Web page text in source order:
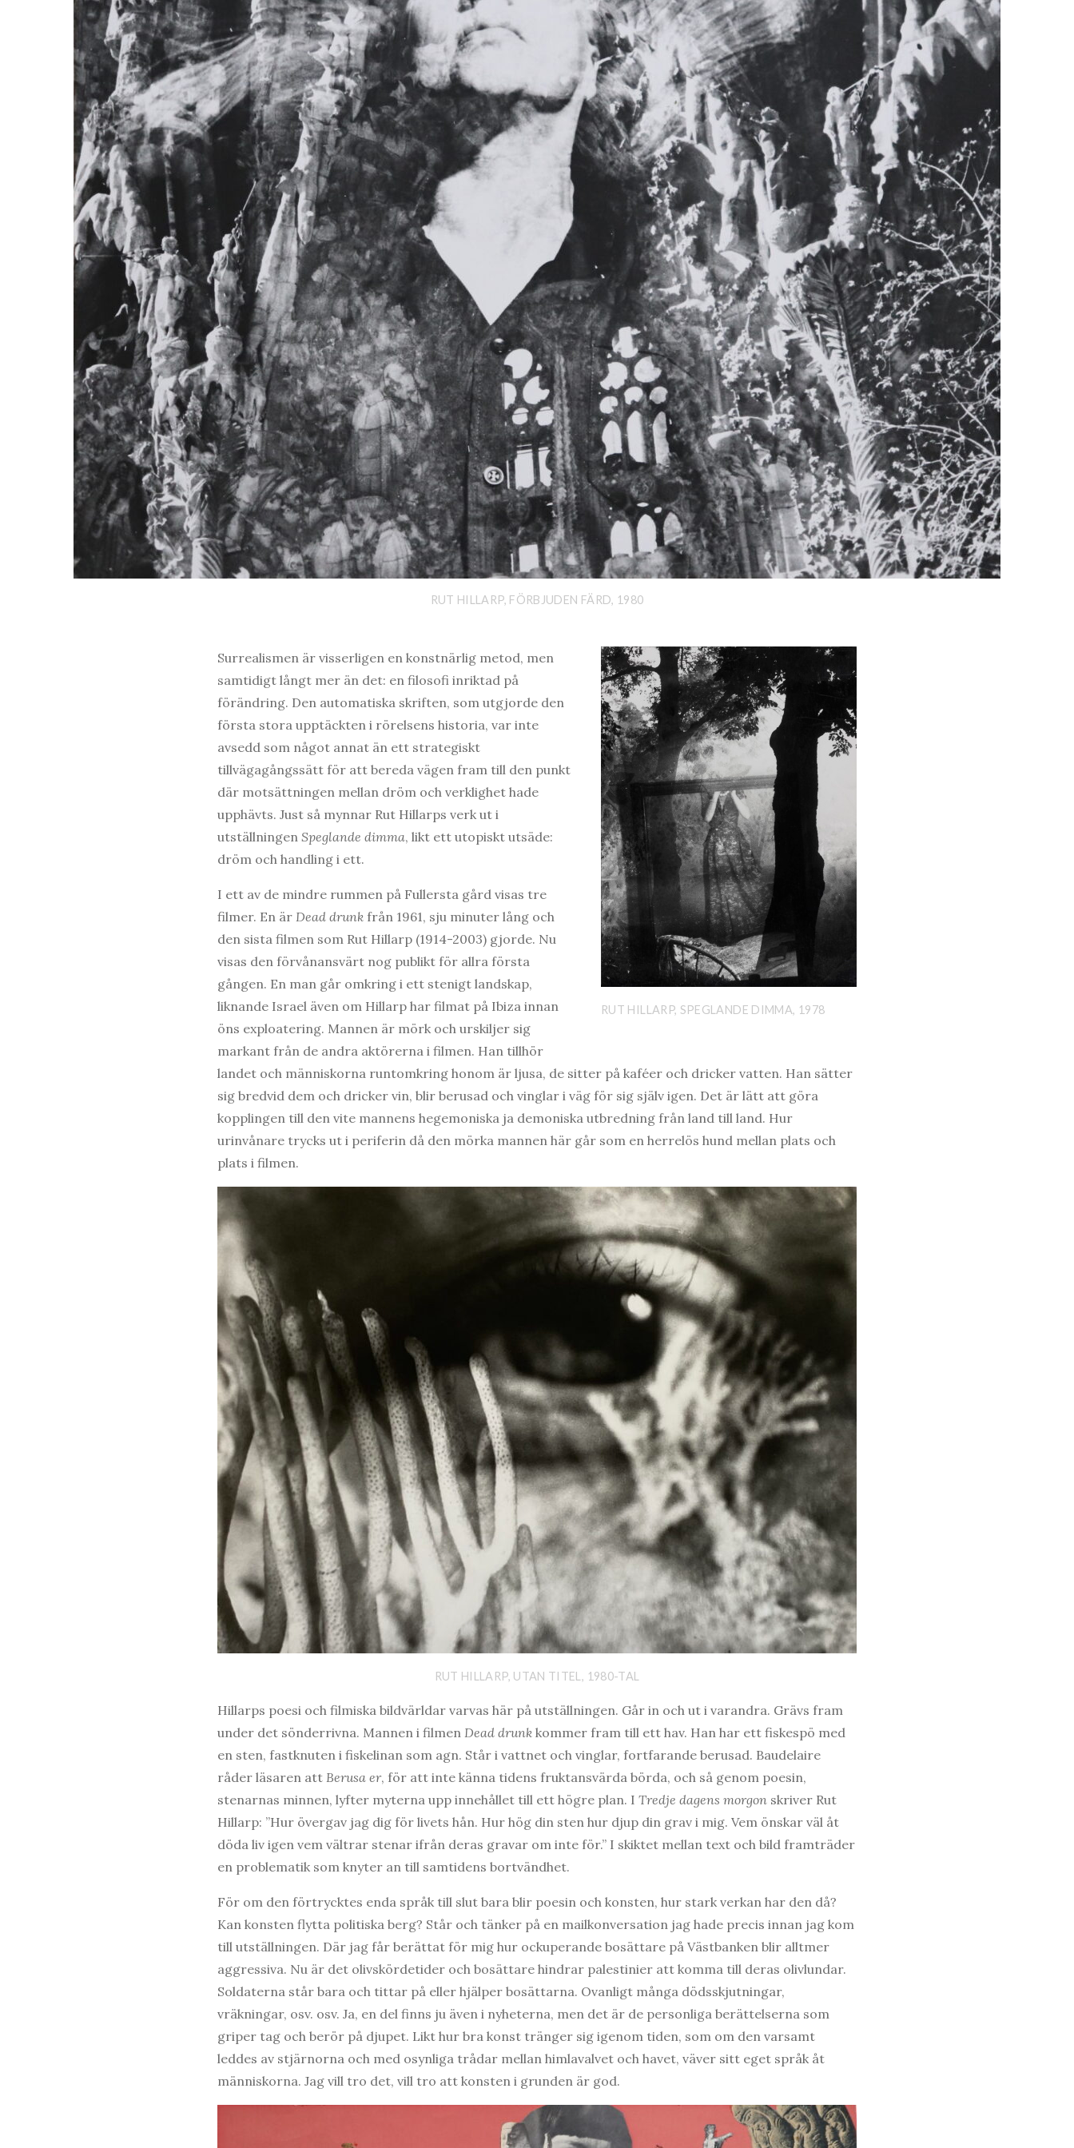
RUT HILLARP, FÖRBJUDEN FÄRD, 1980
RUT HILLARP, SPEGLANDE DIMMA, 1978
Surrealismen är visserligen en konstnärlig metod, men
samtidigt långt mer än det: en filosofi inriktad på
förändring. Den automatiska skriften, som utgjorde den
första stora upptäckten i rörelsens historia, var inte
avsedd som något annat än ett strategiskt
tillvägagångssätt för att bereda vägen fram till den punkt
där motsättningen mellan dröm och verklighet hade
upphävts. Just så mynnar Rut Hillarps verk ut i
utställningen Speglande dimma, likt ett utopiskt utsäde:
dröm och handling i ett.
I ett av de mindre rummen på Fullersta gård visas tre
filmer. En är Dead drunk från 1961, sju minuter lång och
den sista filmen som Rut Hillarp (1914-2003) gjorde. Nu
visas den förvånansvärt nog publikt för allra första
gången. En man går omkring i ett stenigt landskap,
liknande Israel även om Hillarp har filmat på Ibiza innan
öns exploatering. Mannen är mörk och urskiljer sig
markant från de andra aktörerna i filmen. Han tillhör
landet och människorna runtomkring honom är ljusa, de sitter på kaféer och dricker vatten. Han sätter
sig bredvid dem och dricker vin, blir berusad och vinglar i väg för sig själv igen. Det är lätt att göra
kopplingen till den vite mannens hegemoniska ja demoniska utbredning från land till land. Hur
urinvånare trycks ut i periferin då den mörka mannen här går som en herrelös hund mellan plats och
plats i filmen.
RUT HILLARP, UTAN TITEL, 1980-TAL
Hillarps poesi och filmiska bildvärldar varvas här på utställningen. Går in och ut i varandra. Grävs fram
under det sönderrivna. Mannen i filmen Dead drunk kommer fram till ett hav. Han har ett fiskespö med
en sten, fastknuten i fiskelinan som agn. Står i vattnet och vinglar, fortfarande berusad. Baudelaire
råder läsaren att Berusa er, för att inte känna tidens fruktansvärda börda, och så genom poesin,
stenarnas minnen, lyfter myterna upp innehållet till ett högre plan. I Tredje dagens morgon skriver Rut
Hillarp: ”Hur övergav jag dig för livets hån. Hur hög din sten hur djup din grav i mig. Vem önskar väl åt
döda liv igen vem vältrar stenar ifrån deras gravar om inte för.” I skiktet mellan text och bild framträder
en problematik som knyter an till samtidens bortvändhet.
För om den förtrycktes enda språk till slut bara blir poesin och konsten, hur stark verkan har den då?
Kan konsten flytta politiska berg? Står och tänker på en mailkonversation jag hade precis innan jag kom
till utställningen. Där jag får berättat för mig hur ockuperande bosättare på Västbanken blir alltmer
aggressiva. Nu är det olivskördetider och bosättare hindrar palestinier att komma till deras olivlundar.
Soldaterna står bara och tittar på eller hjälper bosättarna. Ovanligt många dödsskjutningar,
vräkningar, osv. osv. Ja, en del finns ju även i nyheterna, men det är de personliga berättelserna som
griper tag och berör på djupet. Likt hur bra konst tränger sig igenom tiden, som om den varsamt
leddes av stjärnorna och med osynliga trådar mellan himlavalvet och havet, väver sitt eget språk åt
människorna. Jag vill tro det, vill tro att konsten i grunden är god.